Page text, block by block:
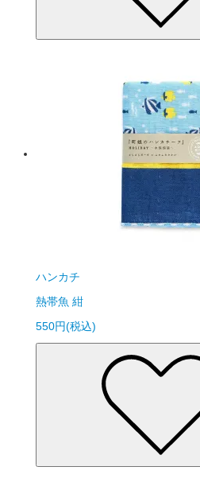
ハンカチ
熱帯魚 紺
550円(税込)